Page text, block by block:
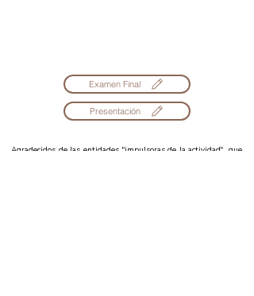
Examen Final
Presentación
Agradecidos de las entidades "impulsoras de la actividad", que